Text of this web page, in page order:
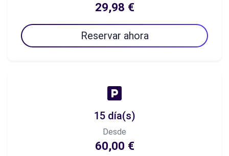
29,98 €
Reservar ahora
15 día(s)
Desde
60,00 €